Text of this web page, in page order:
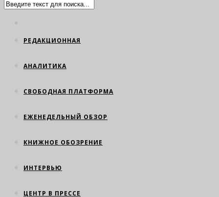
РЕДАКЦИОННАЯ
АНАЛИТИКА
СВОБОДНАЯ ПЛАТФОРМА
ЕЖЕНЕДЕЛЬНЫЙ ОБЗОР
КНИЖНОЕ ОБОЗРЕНИЕ
ИНТЕРВЬЮ
ЦЕНТР В ПРЕССЕ